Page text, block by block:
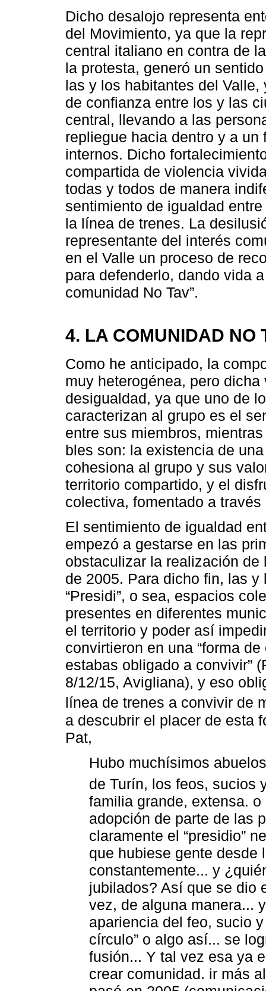
Dicho desalojo representa
del Movimiento, ya que la
central italiano en contra de
la protesta, generó un
las y los habitantes del
de confianza entre los y las
central, llevando a las
repliegue hacia dentro y a
internos. Dicho
compartida de violencia
todas y todos de manera
sentimiento de igualdad
la línea de trenes. La
representante del interés
en el Valle un proceso de
para defenderlo, dando vida
comunidad No Tav”.
4. LA COMUNIDAD NO
Como he anticipado, la
muy heterogénea, pero
desigualdad, ya que uno de
caracterizan al grupo es el
entre sus miembros,
bles son: la existencia de
cohesiona al grupo y sus
territorio compartido, y el
colectiva, fomentado a
El sentimiento de igualdad
empezó a gestarse en las
obstaculizar la realización
de 2005. Para dicho fin, las
“Presidi”, o sea, espacios
presentes en diferentes
el territorio y poder así
convirtieron en una “forma
estabas obligado a convivir”
8/12/15, Avigliana), y eso
línea de trenes a convivir de
a descubrir el placer de esta
Pat,
Hubo muchísimos
de Turín, los feos, sucios
familia grande, extensa.
adopción de parte de las
claramente el “presidio”
que hubiese gente desde
constantemente... y
jubilados? Así que se dio
vez, de alguna manera...
apariencia del feo, sucio
círculo” o algo así... se
fusión... Y tal vez esa ya
crear comunidad. ir más